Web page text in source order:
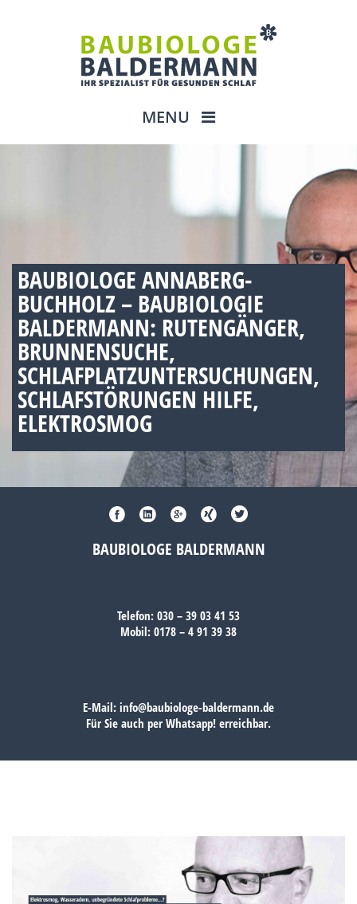
MENU
BAUBIOLOGE ANNABERG-
BUCHHOLZ – BAUBIOLOGIE
BALDERMANN: RUTENGÄNGER,
BRUNNENSUCHE,
SCHLAFPLATZUNTERSUCHUNGEN,
SCHLAFSTÖRUNGEN HILFE,
ELEKTROSMOG
BAUBIOLOGE BALDERMANN
Telefon: 030 – 39 03 41 53
Mobil: 0178 – 4 91 39 38
E-Mail: info@baubiologe-baldermann.de
Für Sie auch per Whatsapp! erreichbar.